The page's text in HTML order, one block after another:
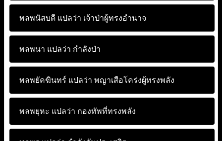
พลพนัสบดี แปลว่า เจ้าป่าผู้ทรงอำนาจ
พลพนา แปลว่า กำลังป่า
พลพยัคฆินทร์ แปลว่า พญาเสือโคร่งผู้ทรงพลัง
พลพยุหะ แปลว่า กองทัพที่ทรงพลัง